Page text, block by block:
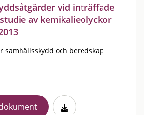
vid inträffade
av kemikalieolyckor
samhällsskydd och beredskap